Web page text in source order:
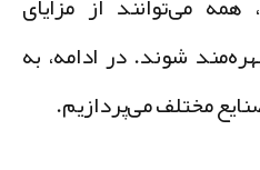
شوند. در ادامه، به